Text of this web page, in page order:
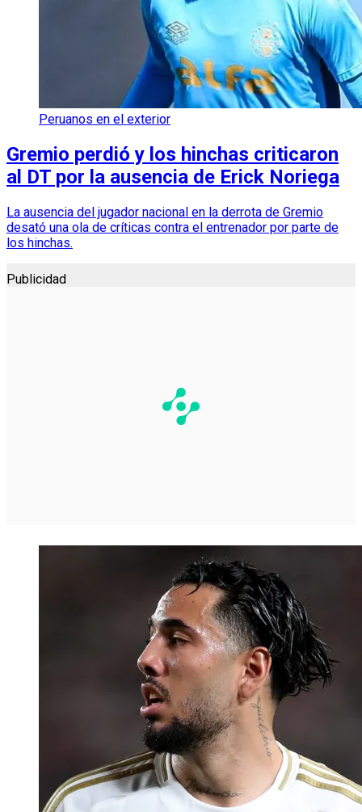
Peruanos en el exterior
Gremio perdió y los hinchas criticaron
al DT por la ausencia de Erick Noriega
La ausencia del jugador nacional en la derrota de Gremio
desató una ola de críticas contra el entrenador por parte de
los hinchas.
Publicidad